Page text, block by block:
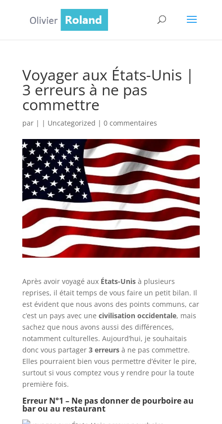
Voyager aux États-Unis |
3 erreurs à ne pas
commettre
par | | Uncategorized | 0 commentaires
Après avoir voyagé aux États-Unisà plusieurs
reprises, il était temps de vous faire un petit bilan. Il
est évident que nous avons des points communs, car
c’est un pays avec une civilisation occidentale, mais
sachez que nous avons aussi des différences,
notamment culturelles. Aujourd’hui, je souhaitais
donc vous partager 3 erreursà ne pas commettre.
Elles pourraient bien vous permettre d’éviter le pire,
surtout si vous comptez vous y rendre pour la toute
première fois.
Erreur N°1 – Ne pas donner de pourboire au
bar ou au restaurant